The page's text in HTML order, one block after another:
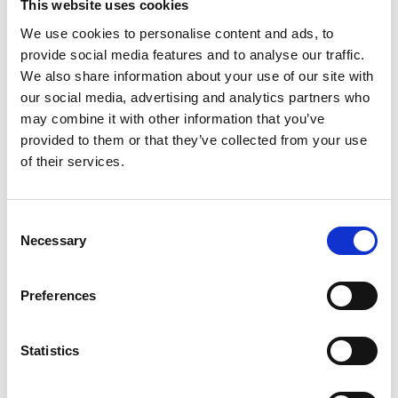
This website uses cookies
We use cookies to personalise content and ads, to
provide social media features and to analyse our traffic.
We also share information about your use of our site with
our social media, advertising and analytics partners who
may combine it with other information that you’ve
provided to them or that they’ve collected from your use
of their services.
Selection
Necessary
Preferences
Statistics
Prophylaxe und Assistenz
Dentalhygienikerin bei